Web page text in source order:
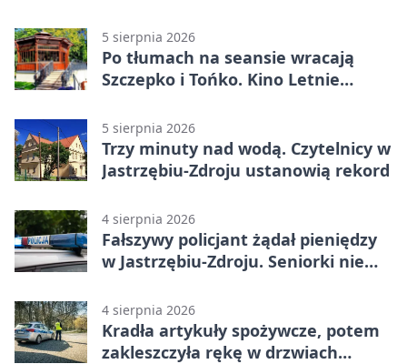
5 sierpnia 2026
Po tłumach na seansie wracają
Szczepko i Tońko. Kino Letnie
5 sierpnia 2026
Trzy minuty nad wodą. Czytelnicy w
Jastrzębiu-Zdroju ustanowią rekord
4 sierpnia 2026
Fałszywy policjant żądał pieniędzy
w Jastrzębiu-Zdroju. Seniorki nie
4 sierpnia 2026
Kradła artykuły spożywcze, potem
zakleszczyła rękę w drzwiach